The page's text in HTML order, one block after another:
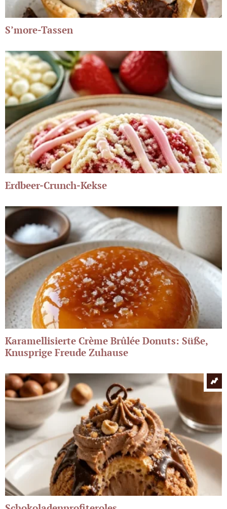
S’more-Tassen
Erdbeer-Crunch-Kekse
Karamellisierte Crème Brûlée Donuts: Süße,
Knusprige Freude Zuhause